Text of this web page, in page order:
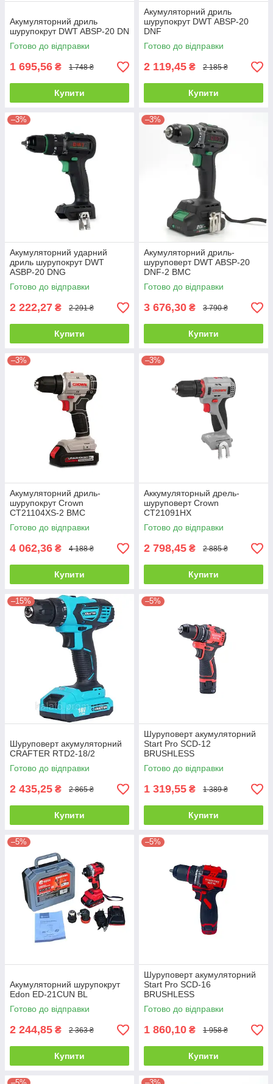
Акумуляторний дриль
шурупокрут DWT ABSP-20 DN
Готово до відправки
1 695,56 ₴ 1 748 ₴
Купити
Акумуляторний дриль
шурупокрут DWT ABSP-20
DNF
Готово до відправки
2 119,45 ₴ 2 185 ₴
Купити
–3%
Акумуляторний ударний
дриль шурупокрут DWT
ASBP-20 DNG
Готово до відправки
2 222,27 ₴ 2 291 ₴
Купити
–3%
Акумуляторний дриль-
шуруповерт DWT ABSP-20
DNF-2 BMC
Готово до відправки
3 676,30 ₴ 3 790 ₴
Купити
–3%
Акумуляторний дриль-
шурупокрут Crown
CT21104XS-2 BMC
Готово до відправки
4 062,36 ₴ 4 188 ₴
Купити
–3%
Аккумуляторный дрель-
шуруповерт Crown
CT21091HX
Готово до відправки
2 798,45 ₴ 2 885 ₴
Купити
–15%
Шуруповерт акумуляторний
CRAFTER RTD2-18/2
Готово до відправки
2 435,25 ₴ 2 865 ₴
Купити
–5%
Шуруповерт акумуляторний
Start Pro SCD-12
BRUSHLESS
Готово до відправки
1 319,55 ₴ 1 389 ₴
Купити
–5%
Акумуляторний шурупокрут
Edon ED-21CUN BL
Готово до відправки
2 244,85 ₴ 2 363 ₴
Купити
–5%
Шуруповерт акумуляторний
Start Pro SCD-16
BRUSHLESS
Готово до відправки
1 860,10 ₴ 1 958 ₴
Купити